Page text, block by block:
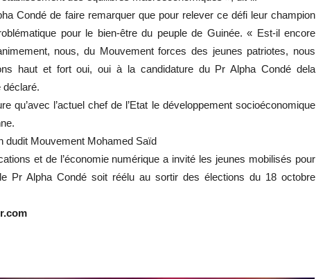
Condé de faire remarquer que pour relever ce défi leur champion
pour le bien-être du peuple de Guinée. « Est-il encore
nous, du Mouvement forces des jeunes patriotes, nous
haut et fort oui, oui à la candidature du Pr Alpha Condé dela
déclaré.
qu’avec l’actuel chef de l’Etat le développement socioéconomique
dudit Mouvement Mohamed Saïd
et de l’économie numérique a invité les jeunes mobilisés pour
Pr Alpha Condé soit réélu au sortir des élections du 18 octobre